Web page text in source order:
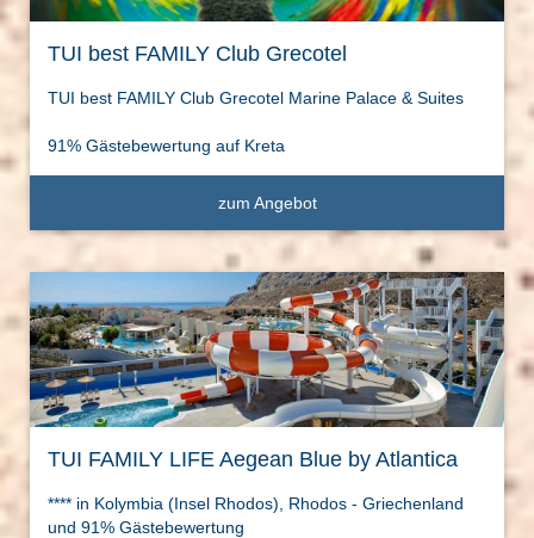
TUI best FAMILY Club Grecotel
TUI best FAMILY Club Grecotel Marine Palace & Suites
91% Gästebewertung auf Kreta
zum Angebot
TUI FAMILY LIFE Aegean Blue by Atlantica
**** in Kolymbia (Insel Rhodos), Rhodos - Griechenland
und 91% Gästebewertung